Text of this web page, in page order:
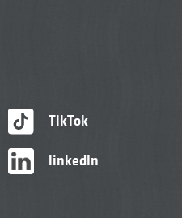
TikTok
linkedIn